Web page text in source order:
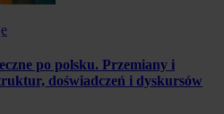
po polsku. Przemiany i
doświadczeń i dyskursów